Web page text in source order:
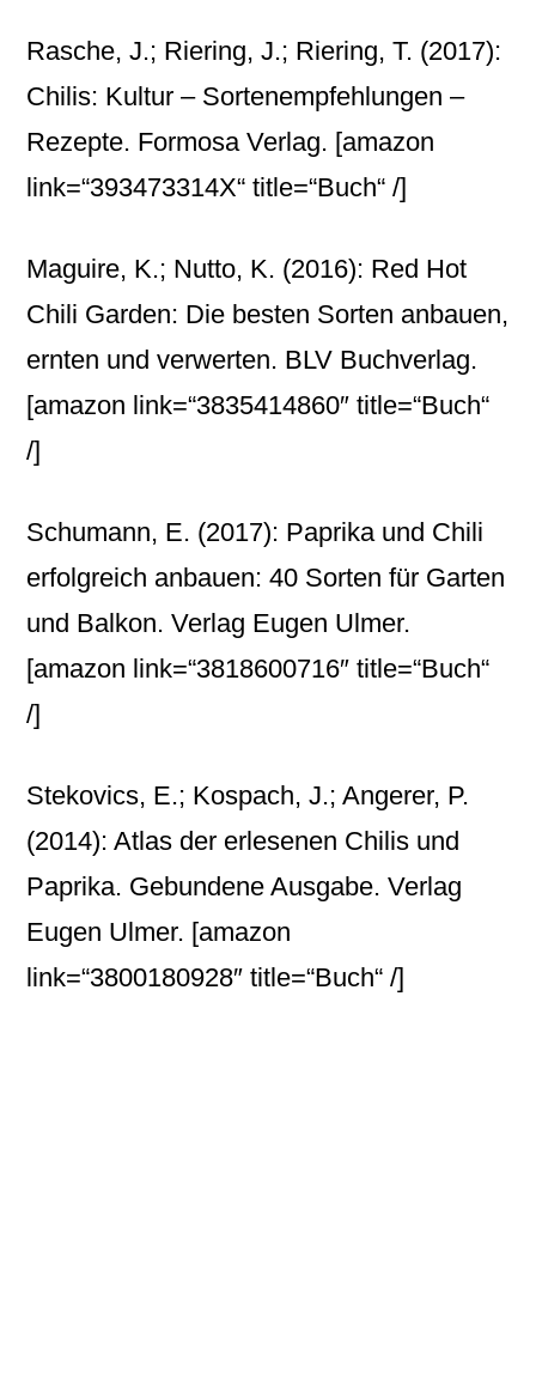
Rasche, J.; Riering, J.; Riering, T. (2017):
Chilis: Kultur – Sortenempfehlungen –
Rezepte. Formosa Verlag. [amazon
link=“393473314X“ title=“Buch“ /]
Maguire, K.; Nutto, K. (2016): Red Hot
Chili Garden: Die besten Sorten anbauen,
ernten und verwerten. BLV Buchverlag.
[amazon link=“3835414860″ title=“Buch“
/]
Schumann, E. (2017): Paprika und Chili
erfolgreich anbauen: 40 Sorten für Garten
und Balkon. Verlag Eugen Ulmer.
[amazon link=“3818600716″ title=“Buch“
/]
Stekovics, E.; Kospach, J.; Angerer, P.
(2014): Atlas der erlesenen Chilis und
Paprika. Gebundene Ausgabe. Verlag
Eugen Ulmer. [amazon
link=“3800180928″ title=“Buch“ /]